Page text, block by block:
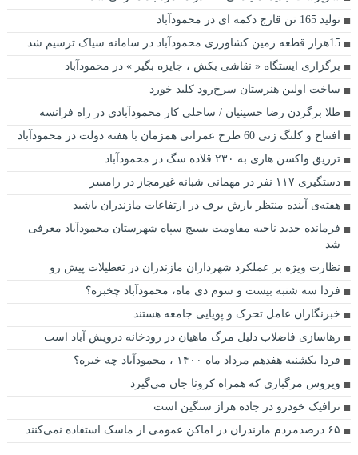
تولید 165 تن قارچ دکمه ای در محمودآباد
15هزار قطعه زمین کشاورزی محمودآباد در سامانه سیاک ترسیم شد
برگزاری ایستگاه « نقاشی بکش ، جایزه بگیر » در محمودآباد
ساخت اولین هنرستان سرخ‌رود کلید خورد
طلا برگردن رضا حسینیان / ساحلی کار محمودآبادی در راه فرانسه
افتتاح و کلنگ زنی 60 طرح عمرانی همزمان با هفته دولت در محمودآباد
تزریق واکسن هاری به ۲۳۰ قلاده سگ در محمودآباد
دستگیری ۱۱۷ نفر در مهمانی شبانه غیرمجاز در رامسر
هفته‌ی آینده منتظر بارش برف در ارتفاعات مازندران باشید
فرمانده جدید ناحیه مقاومت بسیج سپاه شهرستان محمودآباد معرفی
شد
نظارت ویژه بر عملکرد شهرداران مازندران در تعطیلات پیش رو
فردا سه شنبه بیست و سوم دی ماه، محمودآباد چخبره؟
خبرنگاران عامل تحرک و پویایی جامعه هستند
رهاسازی فاضلاب دلیل مرگ ماهیان در رودخانه درویش آباد است
فردا یکشنبه هفدهم مرداد ماه ۱۴۰۰ ، محمودآباد چه خبره؟
ویروس مرگباری که همراه کرونا جان می‌گیرد
ترافیک خودرو در جاده هراز سنگین است
۶۵ درصدمردم مازندران در اماکن عمومی از ماسک استفاده نمی‌کنند